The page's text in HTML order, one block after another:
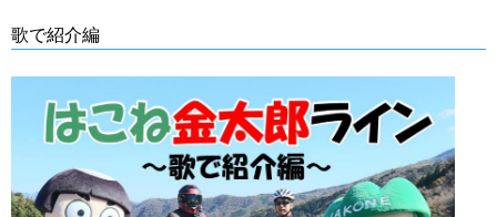
歌で紹介編